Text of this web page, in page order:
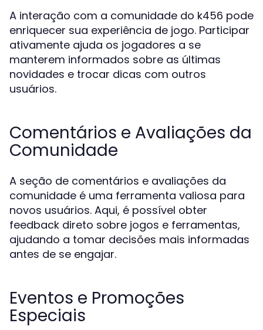
A interação com a comunidade do k456 pode
enriquecer sua experiência de jogo. Participar
ativamente ajuda os jogadores a se
manterem informados sobre as últimas
novidades e trocar dicas com outros
usuários.
Comentários e Avaliações da
Comunidade
A seção de comentários e avaliações da
comunidade é uma ferramenta valiosa para
novos usuários. Aqui, é possível obter
feedback direto sobre jogos e ferramentas,
ajudando a tomar decisões mais informadas
antes de se engajar.
Eventos e Promoções
Especiais